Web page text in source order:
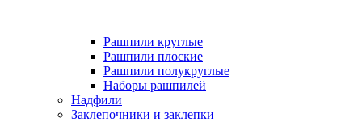
Рашпили круглые
Рашпили плоские
Рашпили полукруглые
Наборы рашпилей
Надфили
Заклепочники и заклепки